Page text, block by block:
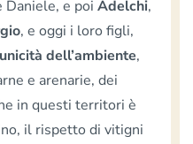
Daniele, e poi Adelchi,
, e oggi i loro figli,
dell’ambiente,
e arenarie, dei
in questi territori è
il rispetto di vitigni